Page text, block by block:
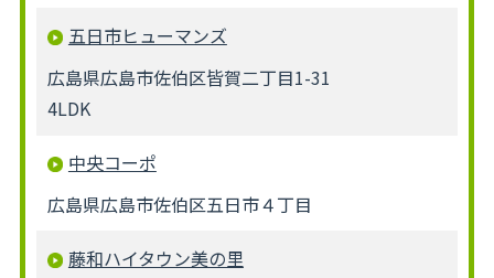
五日市ヒューマンズ
広島県広島市佐伯区皆賀二丁目1-31
4LDK
中央コーポ
広島県広島市佐伯区五日市４丁目
藤和ハイタウン美の里